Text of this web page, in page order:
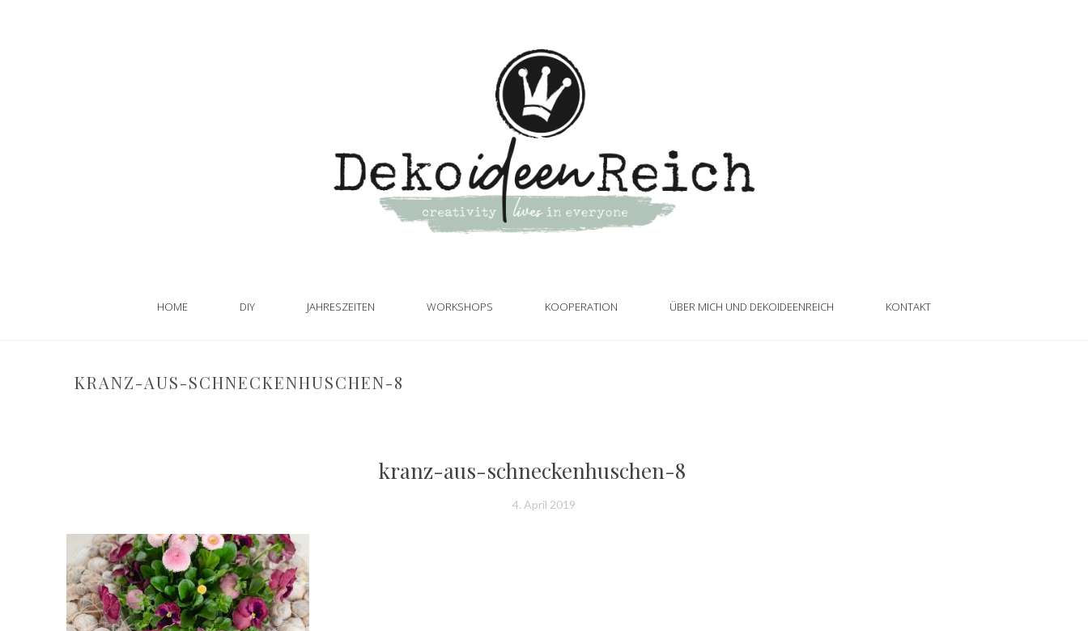
HOME DIY JAHRESZEITEN WORKSHOPS KOOPERATION ÜBER MICH UND DEKOIDEENREICH KONTAKT
KRANZ-AUS-SCHNECKENHUSCHEN-8
kranz-aus-schneckenhuschen-8
4. April 2019